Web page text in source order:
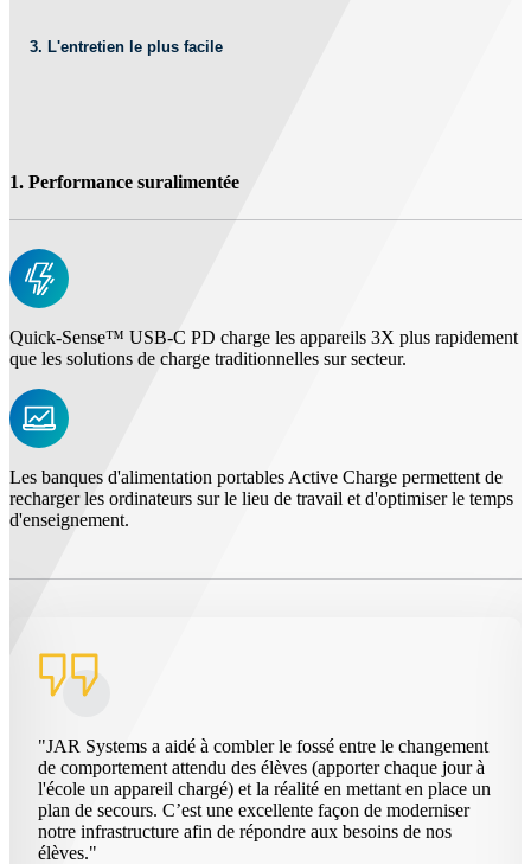
3. L'entretien le plus facile
1. Performance suralimentée
Quick-Sense™ USB-C PD charge les appareils 3X plus rapidement
que les solutions de charge traditionnelles sur secteur.
Les banques d'alimentation portables Active Charge permettent de
recharger les ordinateurs sur le lieu de travail et d'optimiser le temps
d'enseignement.
"JAR Systems a aidé à combler le fossé entre le changement
de comportement attendu des élèves (apporter chaque jour à
l'école un appareil chargé) et la réalité en mettant en place un
plan de secours. C’est une excellente façon de moderniser
notre infrastructure afin de répondre aux besoins de nos
élèves."